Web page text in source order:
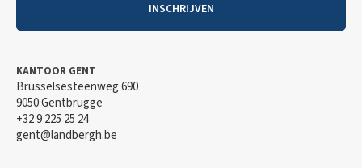
INSCHRIJVEN
KANTOOR GENT
Brusselsesteenweg 690
9050 Gentbrugge
+32 9 225 25 24
gent@landbergh.be